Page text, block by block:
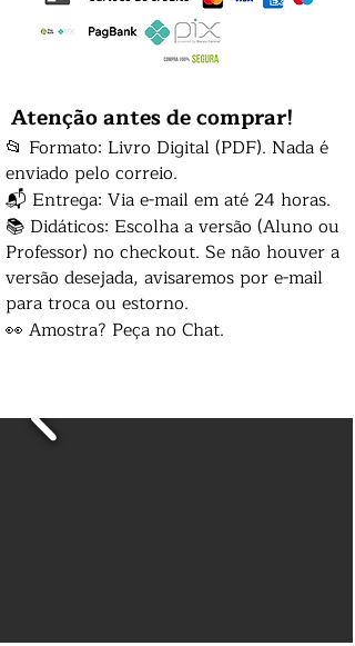
Atenção antes de comprar!
📂 Formato: Livro Digital (PDF). Nada é
enviado pelo correio.
📬 Entrega: Via e-mail em até 24 horas.
📚 Didáticos: Escolha a versão (Aluno ou
Professor) no checkout. Se não houver a
versão desejada, avisaremos por e-mail
para troca ou estorno.
👀 Amostra? Peça no Chat.